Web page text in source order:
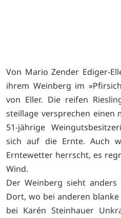
Von Mario Zender Ediger-
ihrem Weinberg im
von Eller. Die reifen
steillage versprechen einen
51-jährige
sich auf die Ernte. Auch
Erntewetter herrscht, es
Wind.
Der Weinberg sieht
Dort, wo bei anderen
bei Karén Steinhauer